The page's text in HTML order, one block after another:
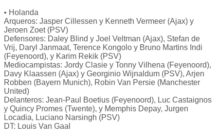
• Holanda
Arqueros: Jasper Cillessen y Kenneth Vermeer (Ajax) y
Jeroen Zoet (PSV)
Defensores: Daley Blind y Joel Veltman (Ajax), Stefan de
Vrij, Daryl Janmaat, Terence Kongolo y Bruno Martins Indi
(Feyenoord), y Karim Rekik (PSV)
Mediocampistas: Jordy Clasie y Tonny Vilhena (Feyenoord),
Davy Klaassen (Ajax) y Georginio Wijnaldum (PSV), Arjen
Robben (Bayern Munich), Robin Van Persie (Manchester
United)
Delanteros: Jean-Paul Boetius (Feyenoord), Luc Castaignos
y Quincy Promes (Twente), y Memphis Depay, Jurgen
Locadia, Luciano Narsingh (PSV)
DT: Louis Van Gaal